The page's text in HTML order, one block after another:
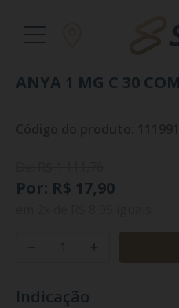
ANYA 1 MG C 30
Por: R$ 17,90
Indicação